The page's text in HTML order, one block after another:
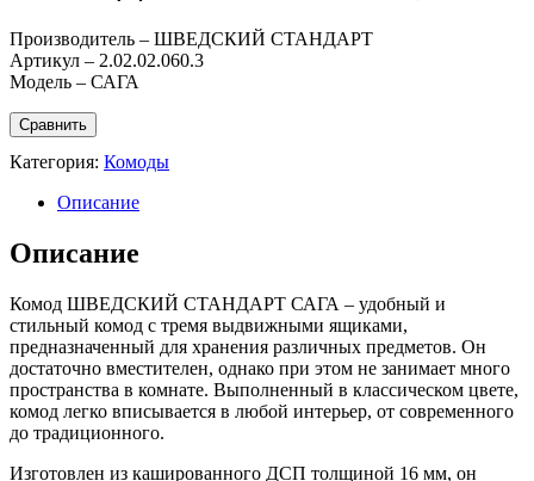
Производитель – ШВЕДСКИЙ СТАНДАРТ
Артикул – 2.02.02.060.3
Модель – САГА
Сравнить
Категория: Комоды
Описание
Описание
Комод ШВЕДСКИЙ СТАНДАРТ САГА – удобный и
стильный комод с тремя выдвижными ящиками,
предназначенный для хранения различных предметов. Он
достаточно вместителен, однако при этом не занимает много
пространства в комнате. Выполненный в классическом цвете,
комод легко вписывается в любой интерьер, от современного
до традиционного.
Изготовлен из кашированного ДСП толщиной 16 мм, он